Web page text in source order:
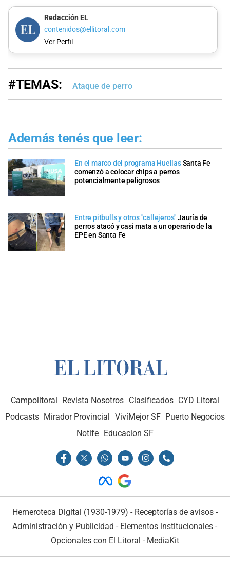
Redacción EL
contenidos@ellitoral.com
Ver Perfil
#TEMAS: Ataque de perro
Además tenés que leer:
En el marco del programa HuellasSanta Fe
comenzó a colocar chips a perros
potencialmente peligrosos
Entre pitbulls y otros "callejeros"Jauría de
perros atacó y casi mata a un operario de la
EPE en Santa Fe
Campolitoral Revista Nosotros Clasificados CYD Litoral
Podcasts Mirador Provincial VivíMejor SF Puerto Negocios
Notife Educacion SF
Hemeroteca Digital (1930-1979) - Receptorías de avisos -
Administración y Publicidad - Elementos institucionales -
Opcionales con El Litoral - MediaKit